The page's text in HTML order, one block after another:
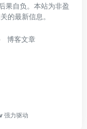
果自负。本站为非盈
的最新信息。
博客文章
强力驱动